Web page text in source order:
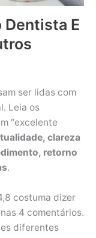
Dentista E
ser lidas com
Leia os
“excelente
clareza
retorno
.
costuma dizer
4 comentários.
diferentes